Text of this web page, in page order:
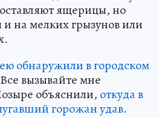
ящерицы, но
и на мелких грызунов или
обнаружили в городском
вызывайте мне
объяснили, откуда в
горожан удав.